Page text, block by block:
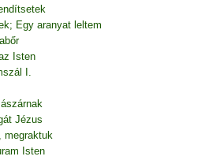
Egy aranyat leltem
Isten
I.
Jézus
megraktuk
Isten